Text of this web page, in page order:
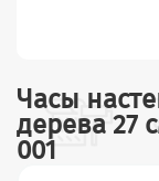
Часы
дерева 27
001